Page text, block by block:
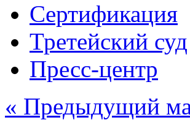
Сертификация
Третейский суд
Пресс-центр
« Предыдущий